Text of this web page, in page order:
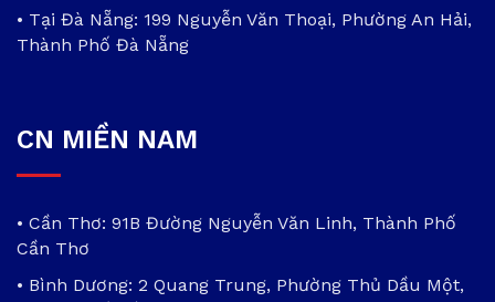
• Tại Đà Nẵng: 199 Nguyễn Văn Thoại, Phường An Hải,
Thành Phố Đà Nẵng
CN MIỀN NAM
• Cần Thơ: 91B Đường Nguyễn Văn Linh, Thành Phố
Cần Thơ
• Bình Dương: 2 Quang Trung, Phường Thủ Dầu Một,